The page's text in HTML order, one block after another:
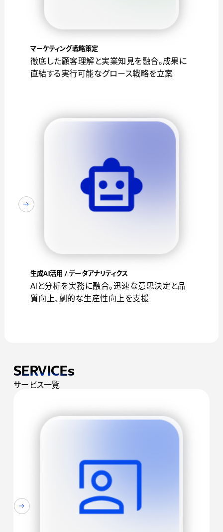
マーケティング戦略策定
徹底した顧客理解と実業知見を融合。成果に
直結する実行可能なグロース戦略を立案
生成AI活用 / データアナリティクス
AIと分析を実務に融合。迅速な意思決定と品
質向上、劇的な生産性向上を支援
サービス一覧
SERVICEs